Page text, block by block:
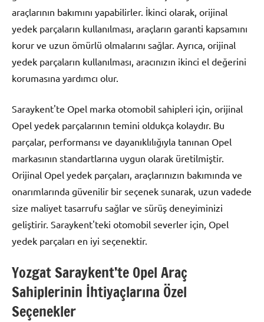
araçlarının bakımını yapabilirler. İkinci olarak, orijinal
yedek parçaların kullanılması, araçların garanti kapsamını
korur ve uzun ömürlü olmalarını sağlar. Ayrıca, orijinal
yedek parçaların kullanılması, aracınızın ikinci el değerini
korumasına yardımcı olur.
Saraykent'te Opel marka otomobil sahipleri için, orijinal
Opel yedek parçalarının temini oldukça kolaydır. Bu
parçalar, performansı ve dayanıklılığıyla tanınan Opel
markasının standartlarına uygun olarak üretilmiştir.
Orijinal Opel yedek parçaları, araçlarınızın bakımında ve
onarımlarında güvenilir bir seçenek sunarak, uzun vadede
size maliyet tasarrufu sağlar ve sürüş deneyiminizi
geliştirir. Saraykent'teki otomobil severler için, Opel
yedek parçaları en iyi seçenektir.
Yozgat Saraykent’te Opel Araç
Sahiplerinin İhtiyaçlarına Özel
Seçenekler